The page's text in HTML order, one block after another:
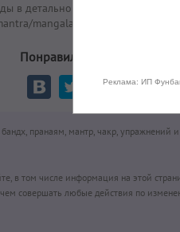
в детальной транслитерации»,
mangala-saaj-bhai-aa/
Понравился шабд?
пранаям, мантр, чакр, упражнений
в том числе информация на этой
совершать любые действия по
Реклама: ИП